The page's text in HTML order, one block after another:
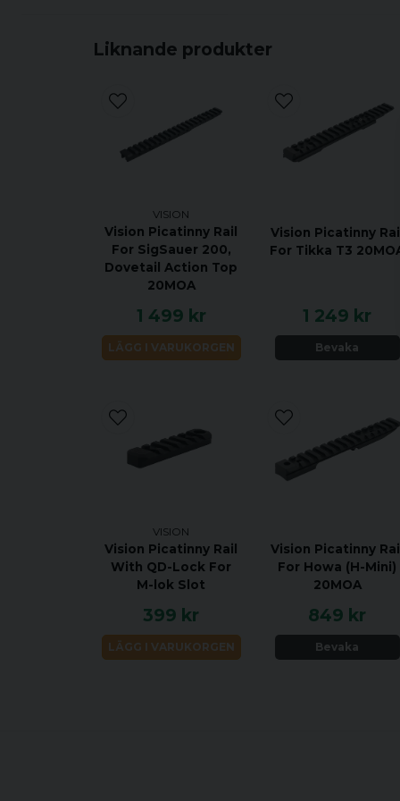
Liknande produkter
VISION
Vision Picatinny Rail
For SigSauer 200,
Dovetail Action Top
20MOA
1 499 kr
LÄGG I VARUKORGEN
Vision Picatinny Rail
For Tikka T3
1 249 kr
Bevaka
VISION
Vision Picatinny Rail
With QD-Lock For
M-lok Slot
399 kr
LÄGG I VARUKORGEN
Vision Picatinny Rail
For Howa (H-Mini)
20MOA
849 kr
Bevaka